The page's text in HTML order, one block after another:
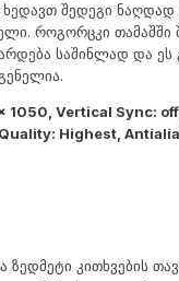
შედეგი ნაღდად
როგორცკი თამაშში
საშინლად და
1050, Vertical Sync:
Highest,
ზედმეტი კითხვების